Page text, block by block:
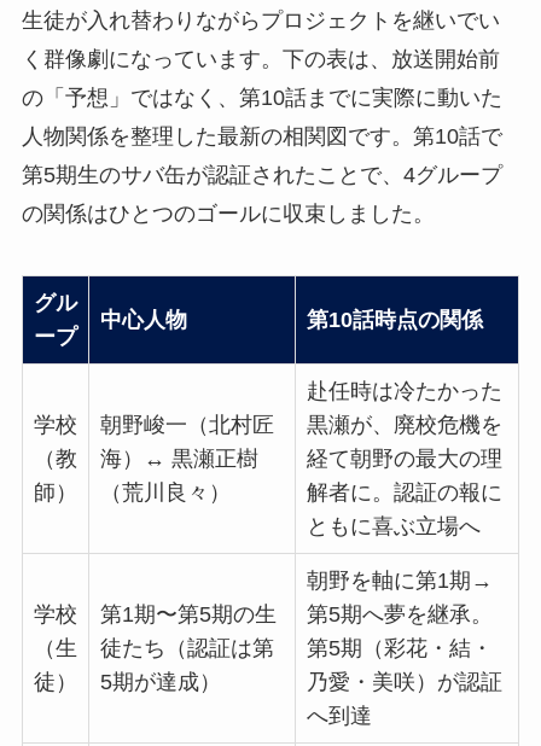
生徒が入れ替わりながらプロジェクトを継いでい
く群像劇になっています。下の表は、放送開始前
の「予想」ではなく、第10話までに実際に動いた
人物関係を整理した最新の相関図です。第10話で
第5期生のサバ缶が認証されたことで、4グループ
の関係はひとつのゴールに収束しました。
グル
ープ
中心人物 第10話時点の関係
学校
（教
師）
朝野峻一（北村匠
海）↔ 黒瀬正樹
（荒川良々）
赴任時は冷たかった
黒瀬が、廃校危機を
経て朝野の最大の理
解者に。認証の報に
ともに喜ぶ立場へ
学校
（生
徒）
第1期〜第5期の生
徒たち（認証は第
5期が達成）
朝野を軸に第1期→
第5期へ夢を継承。
第5期（彩花・結・
乃愛・美咲）が認証
へ到達